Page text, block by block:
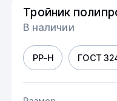
Тройник
В наличии
PP-H ГОСТ